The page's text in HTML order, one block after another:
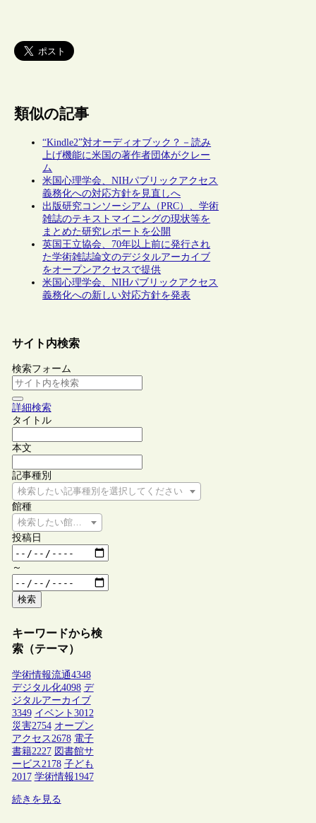
類似の記事
“Kindle2”対オーディオブック？－読み
上げ機能に米国の著作者団体がクレー
ム
米国心理学会、NIHパブリックアクセス
義務化への対応方針を見直しへ
出版研究コンソーシアム（PRC）、学術
雑誌のテキストマイニングの現状等を
まとめた研究レポートを公開
英国王立協会、70年以上前に発行され
た学術雑誌論文のデジタルアーカイブ
をオープンアクセスで提供
米国心理学会、NIHパブリックアクセス
義務化への新しい対応方針を発表
サイト内検索
検索フォーム
詳細検索
タイトル
本文
記事種別
検索したい記事種別を選択してください
館種
検索したい館種を選択してください
投稿日
～
検索
キーワードから検
索（テーマ）
学術情報流通4348
デジタル化4098 デ
ジタルアーカイブ
3349 イベント 3012
災害2754 オープン
アクセス 2678 電子
書籍2227 図書館サ
ービス 2178 子ども
2017 学術情報1947
続きを見る